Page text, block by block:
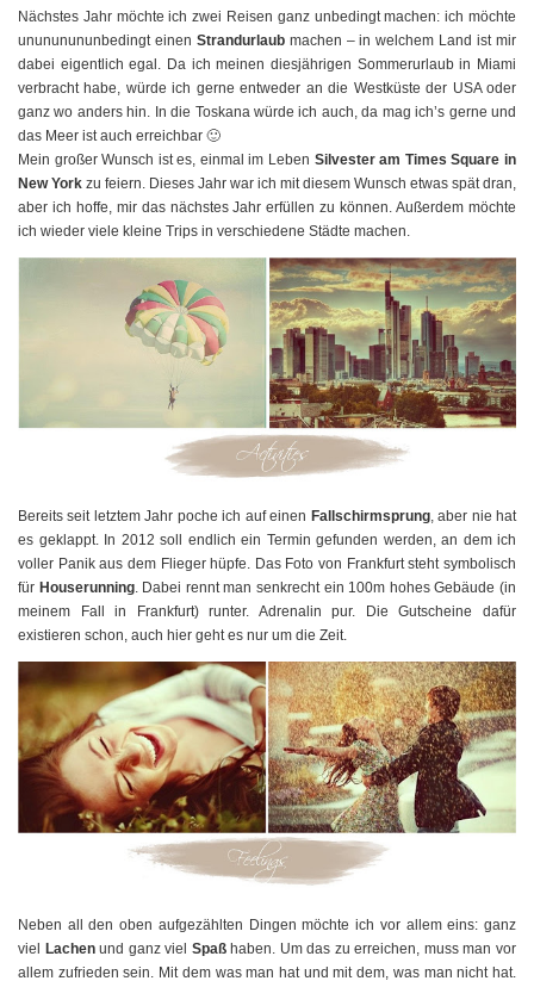
Nächstes Jahr möchte ich zwei Reisen ganz unbedingt machen: ich möchte
unununununbedingt einen Strandurlaub machen – in welchem Land ist mir
dabei eigentlich egal. Da ich meinen diesjährigen Sommerurlaub in Miami
verbracht habe, würde ich gerne entweder an die Westküste der USA oder
ganz wo anders hin. In die Toskana würde ich auch, da mag ich’s gerne und
das Meer ist auch erreichbar 🙂
Mein großer Wunsch ist es, einmal im Leben Silvester am Times Square in
New York zu feiern. Dieses Jahr war ich mit diesem Wunsch etwas spät dran,
aber ich hoffe, mir das nächstes Jahr erfüllen zu können. Außerdem möchte
ich wieder viele kleine Trips in verschiedene Städte machen.
Bereits seit letztem Jahr poche ich auf einen Fallschirmsprung, aber nie hat
es geklappt. In 2012 soll endlich ein Termin gefunden werden, an dem ich
voller Panik aus dem Flieger hüpfe. Das Foto von Frankfurt steht symbolisch
für Houserunning. Dabei rennt man senkrecht ein 100m hohes Gebäude (in
meinem Fall in Frankfurt) runter. Adrenalin pur. Die Gutscheine dafür
existieren schon, auch hier geht es nur um die Zeit.
Neben all den oben aufgezählten Dingen möchte ich vor allem eins: ganz
viel
Lachenund ganz viel Spaß haben. Um das zu erreichen, muss man vor
allem zufrieden sein. Mit dem was man hat und mit dem, was man nicht hat.